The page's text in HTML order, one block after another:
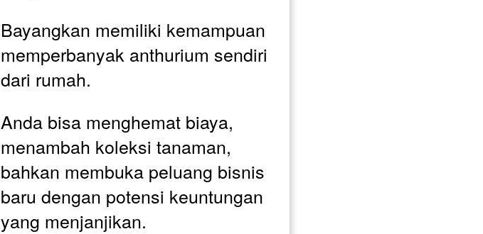
Bayangkan memiliki kemampuan
memperbanyak anthurium sendiri
dari rumah.
Anda bisa menghemat biaya,
menambah koleksi tanaman,
bahkan membuka peluang bisnis
baru dengan potensi keuntungan
yang menjanjikan.